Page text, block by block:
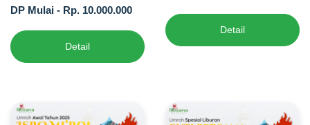
DP Mulai - Rp. 10.000.000
Detail
Detail